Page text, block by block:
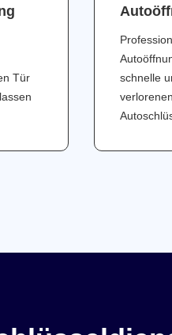
Tür
schnelle